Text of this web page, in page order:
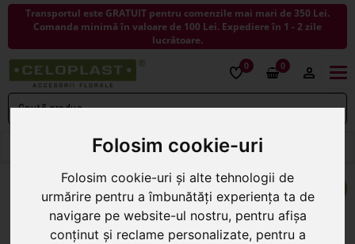
Folosim cookie-uri
Folosim cookie-uri și alte tehnologii de
urmărire pentru a îmbunătăți experiența ta de
navigare pe website-ul nostru, pentru afișa
conținut și reclame personalizate, pentru a
Transportul este GRATUIT pentru comenzile mai mari de 350 Lei.
Comanda minimă în valoare de 100 Lei. Expediere în 1 - 2 zile
lucrătoare.
0 0
< ÎNAPOI LA VASE CERAMICA SI STICLA